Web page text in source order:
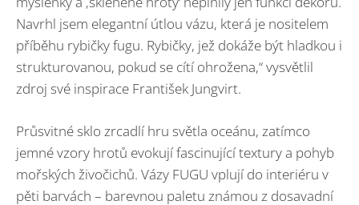
Navrhl jsem elegantní útlou vázu, která je nositelem
příběhu rybičky fugu. Rybičky, jež dokáže být hladkou i
strukturovanou, pokud se cítí ohrožena,“ vysvětlil
zdroj své inspirace František Jungvirt.
Průsvitné sklo zrcadlí hru světla oceánu, zatímco
jemné vzory hrotů evokují fascinující textury a pohyb
mořských živočichů. Vázy FUGU vplují do interiéru v
pěti barvách – barevnou paletu známou z dosavadní